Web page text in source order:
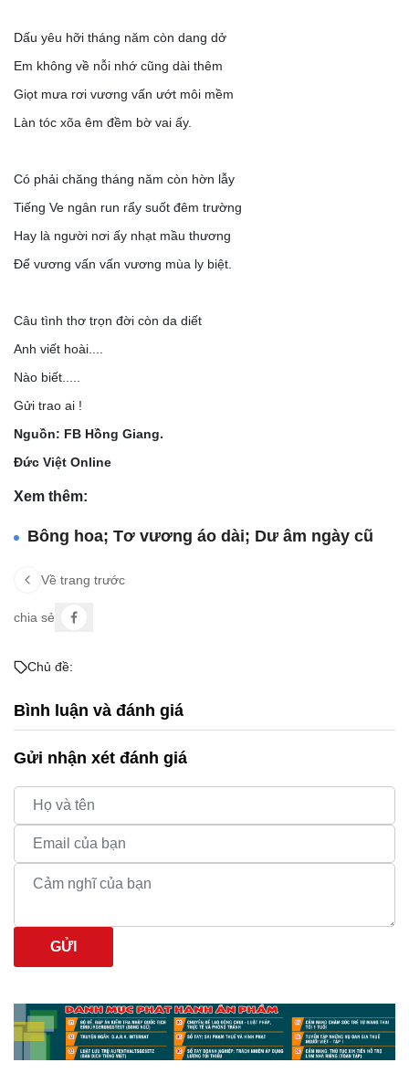
Dấu yêu hỡi tháng năm còn dang dở
Em không về nỗi nhớ cũng dài thêm
Giọt mưa rơi vương vấn ướt môi mềm
Làn tóc xõa êm đềm bờ vai ấy.
Có phải chăng tháng năm còn hờn lẫy
Tiếng Ve ngân run rẩy suốt đêm trường
Hay là người nơi ấy nhạt mầu thương
Để vương vấn vấn vương mùa ly biệt.
Câu tình thơ trọn đời còn da diết
Anh viết hoài....
Nào biết.....
Gửi trao ai !
Nguồn: FB Hồng Giang.
Đức Việt Online
Xem thêm:
Bông hoa; Tơ vương áo dài; Dư âm ngày cũ
Về trang trước
chia sẻ
Chủ đề:
Bình luận và đánh giá
Gửi nhận xét đánh giá
GỬI